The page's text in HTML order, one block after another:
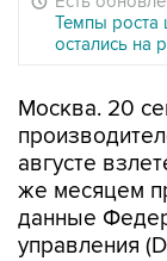
Темпы роста
остались на
Москва. 20
августе
же месяцем
данные
управления